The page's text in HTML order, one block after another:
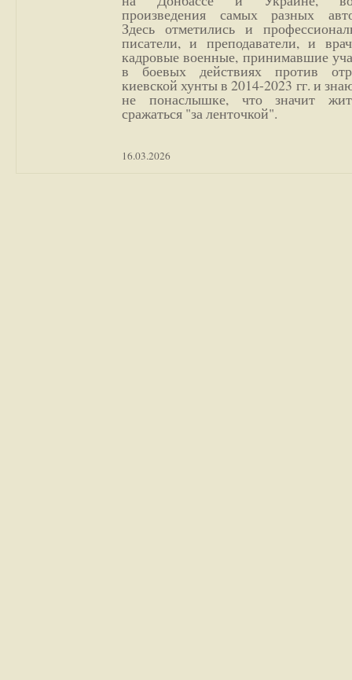
произведения самых разных
Здесь отметились и
писатели, и преподаватели, и
кадровые военные, принимавшие
в боевых действиях против
киевской хунты в 2014-2023 гг. и
не понаслышке, что значит
сражаться "за ленточкой".
16.03.2026